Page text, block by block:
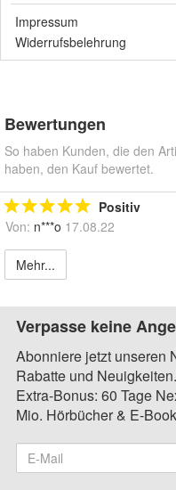
Impressum
Widerrufsbelehrung
Bewertungen
So haben Kunden, die den
haben, den Kauf bewertet.
Positiv
Von: n***o 17.08.22
Mehr...
Verpasse keine
Abonniere jetzt unseren
Rabatte und Neuigkeiten.
Extra-Bonus: 60 Tage
Mio. Hörbücher & E-